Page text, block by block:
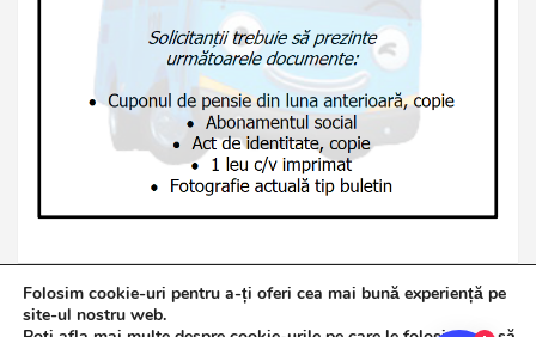
Folosim cookie-uri pentru a-ți oferi cea mai bună experiență pe
site-ul nostru web.